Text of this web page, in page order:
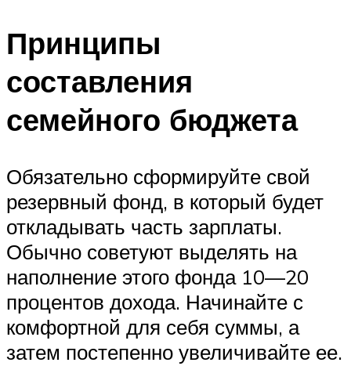
Принципы
составления
семейного бюджета
Обязательно сформируйте свой
резервный фонд, в который будет
откладывать часть зарплаты.
Обычно советуют выделять на
наполнение этого фонда 10—20
процентов дохода. Начинайте с
комфортной для себя суммы, а
затем постепенно увеличивайте ее.